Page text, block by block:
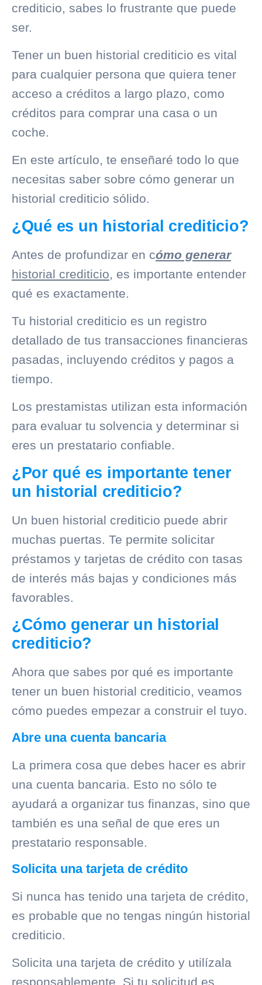
crediticio , sabes lo frustrante que puede
ser.
Tener un buen historial crediticio es vital
para cualquier persona que quiera tener
acceso a créditos a largo plazo, como
créditos para comprar una casa o un
coche.
En este artículo, te enseñaré todo lo que
necesitas saber sobre cómo generar un
historial crediticio sólido.
¿Qué es un historial crediticio?
Antes de profundizar en cómo generar
historial crediticio, es importante entender
qué es exactamente.
Tu historial crediticio es un registro
detallado de tus transacciones financieras
pasadas, incluyendo créditos y pagos a
tiempo.
Los prestamistas utilizan esta información
para evaluar tu solvencia y determinar si
eres un prestatario confiable.
¿Por qué es importante tener
un historial crediticio?
Un buen historial crediticio puede abrir
muchas puertas. Te permite solicitar
préstamos y tarjetas de crédito con tasas
de interés más bajas y condiciones más
favorables.
¿Cómo generar un historial
crediticio?
Ahora que sabes por qué es importante
tener un buen historial crediticio, veamos
cómo puedes empezar a construir el tuyo.
Abre una cuenta bancaria
La primera cosa que debes hacer es abrir
una cuenta bancaria. Esto no sólo te
ayudará a organizar tus finanzas, sino que
también es una señal de que eres un
prestatario responsable.
Solicita una tarjeta de crédito
Si nunca has tenido una tarjeta de crédito,
es probable que no tengas ningún historial
crediticio.
Solicita una tarjeta de crédito y utilízala
responsablemente. Si tu solicitud es